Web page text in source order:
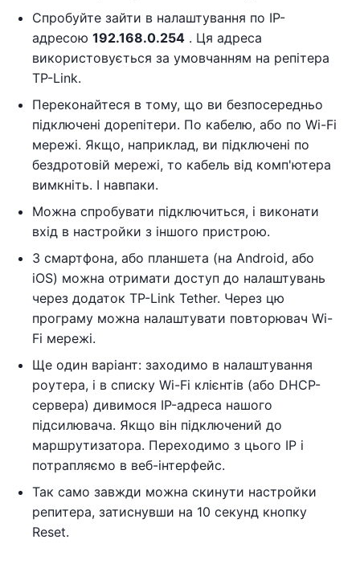
Спробуйте зайти в налаштування по IP-
адресою 192.168.0.254 . Ця адреса
використовується за умовчанням на репітера
TP-Link.
Переконайтеся в тому, що ви безпосередньо
підключені дорепітери. По кабелю, або по Wi-Fi
мережі. Якщо, наприклад, ви підключені по
бездротовій мережі, то кабель від комп'ютера
вимкніть. І навпаки.
Можна спробувати підключиться, і виконати
вхід в настройки з іншого пристрою.
З смартфона, або планшета (на Android, або
iOS) можна отримати доступ до налаштувань
через додаток TP-Link Tether. Через цю
програму можна налаштувати повторювач Wi-
Fi мережі.
Ще один варіант: заходимо в налаштування
роутера, і в списку Wi-Fi клієнтів (або DHCP-
сервера) дивимося IP-адреса нашого
підсилювача. Якщо він підключений до
маршрутизатора. Переходимо з цього IP і
потрапляємо в веб-інтерфейс.
Так само завжди можна скинути настройки
репитера, затиснувши на 10 секунд кнопку
Reset.